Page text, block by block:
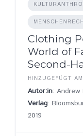
Clothing
World of
Second-
HINZUGEFÜGT
Autor:in: Andrew
Verlag:
2019